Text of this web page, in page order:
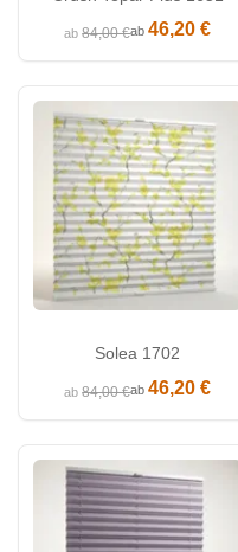
ab84,00 €ab46,20 €
Solea 1702
ab84,00 €ab46,20 €